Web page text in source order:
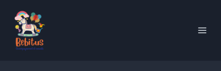
content